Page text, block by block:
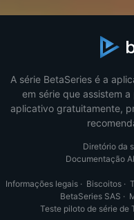
A série BetaSeries é a
em série que assistem
aplicativo gratuitamente,
Diretório da
Documentação
Informações legais · Biscoitos ·
BetaSeries SAS ·
Teste piloto de série de